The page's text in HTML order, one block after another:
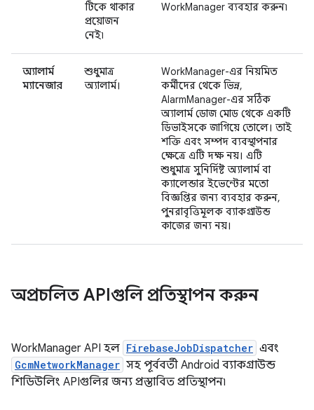
টিকে থাকার
প্রয়োজন
নেই৷
WorkManager ব্যবহার করুন৷
অ্যালার্ম
ম্যানেজার
শুধুমাত্র
অ্যালার্ম।
WorkManager-এর নিয়মিত
কর্মীদের থেকে ভিন্ন,
AlarmManager-এর সঠিক
অ্যালার্ম ডোজ মোড থেকে একটি
ডিভাইসকে জাগিয়ে তোলে। তাই
শক্তি এবং সম্পদ ব্যবস্থাপনার
ক্ষেত্রে এটি দক্ষ নয়। এটি
শুধুমাত্র সুনির্দিষ্ট অ্যালার্ম বা
ক্যালেন্ডার ইভেন্টের মতো
বিজ্ঞপ্তির জন্য ব্যবহার করুন,
পুনরাবৃত্তিমূলক ব্যাকগ্রাউন্ড
কাজের জন্য নয়।
অপ্রচলিত APIগুলি প্রতিস্থাপন করুন
WorkManager API হল FirebaseJobDispatcher এবং
GcmNetworkManager সহ পূর্ববর্তী Android ব্যাকগ্রাউন্ড
শিডিউলিং APIগুলির জন্য প্রস্তাবিত প্রতিস্থাপন৷